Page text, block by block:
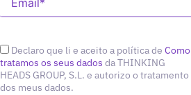
Declaro que li e aceito a política de Como
tratamos os seus dados da THINKING
HEADS GROUP, S.L. e autorizo o tratamento
dos meus dados.